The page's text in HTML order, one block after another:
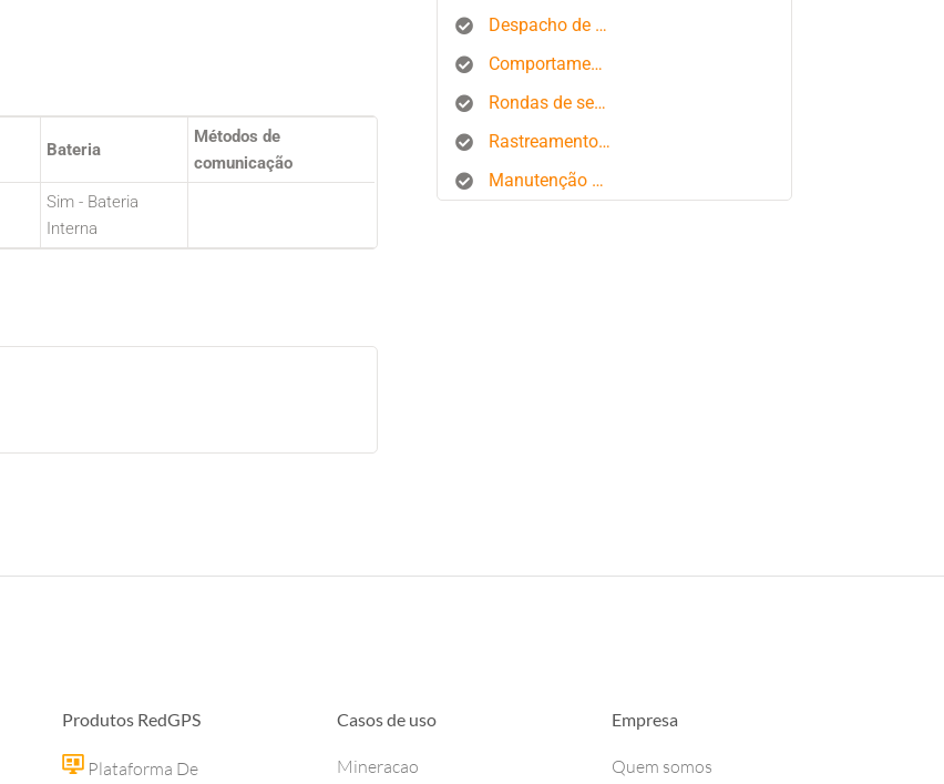
Bateria
Métodos de
comunicação
Sim - Bateria
Interna
Despacho de ônibus
Comportamento do motorista
Rondas de segurança
Rastreamento de smartphone
Manutenção de frota
Produtos RedGPS
Plataforma De
Casos de uso
Mineracao
Empresa
Quem somos